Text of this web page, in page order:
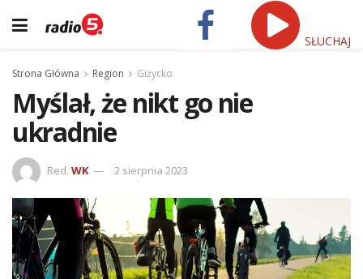
SŁUCHAJ
Strona Główna Region Giżycko
Myślał, że nikt go nie
ukradnie
Red. WK 2 sierpnia 2023